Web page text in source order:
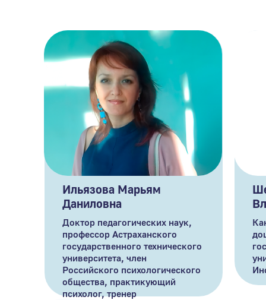
Ильязова Марьям
Даниловна
Доктор педагогических наук,
профессор Астраханского
государственного технического
университета, член
Российского психологического
общества, практикующий
психолог, тренер